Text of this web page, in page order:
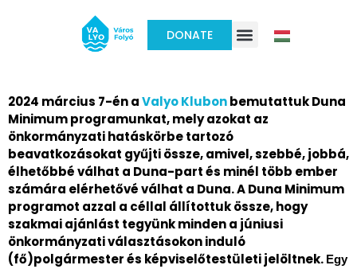
DONATE
2024 március 7-én aValyo Klubonbemutattuk Duna
Minimum programunkat, mely azokat az
önkormányzati hatáskörbe tartozó
beavatkozásokat gyűjti össze, amivel, szebbé, jobbá,
élhetőbbé válhat a Duna-part és minél több ember
számára elérhetővé válhat a Duna. A Duna Minimum
programot azzal a céllal állítottuk össze, hogy
szakmai ajánlást tegyünk minden a júniusi
önkormányzati választásokon induló
(fő)polgármester és képviselőtestületi jelöltnek. Egy